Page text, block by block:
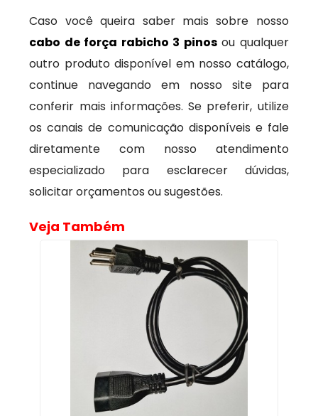
Caso você queira saber mais sobre nosso
cabo de força rabicho 3 pinosou qualquer
outro produto disponível em nosso catálogo,
continue navegando em nosso site para
conferir mais informações. Se preferir, utilize
os canais de comunicação disponíveis e fale
diretamente com nosso atendimento
especializado para esclarecer dúvidas,
solicitar orçamentos ou sugestões.
Veja Também